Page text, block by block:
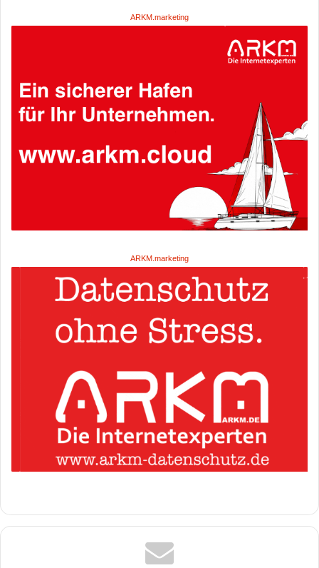
ARKM.marketing
ARKM.marketing